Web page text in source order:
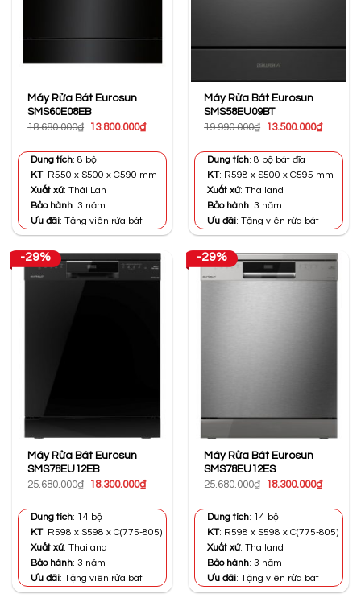
Máy Rửa Bát Eurosun
SMS60E08EB
18.680.000₫
Giá
18.680.000₫.
13.800.000₫Giá
Dung tích: 8 bộ
KT: R550 x S500 x C590 mm
Xuất xứ: Thái Lan
Bảo hành: 3 năm
Ưu đãi: Tặng viên rửa bát
Máy Rửa Bát Eurosun
SMS58EU09BT
19.990.000₫
Giá
19.990.000₫.
13.500.000₫Giá
Dung tích: 8 bộ bát đĩa
KT: R598 x S500 x C595 mm
Xuất xứ: Thailand
Bảo hành: 3 năm
Ưu đãi: Tặng viên rửa bát
-29%
Máy Rửa Bát Eurosun
SMS78EU12EB
25.680.000₫
Giá
25.680.000₫.
18.300.000₫Giá
Dung tích: 14 bộ
KT: R598 x S598 x C(775-805)
Xuất xứ: Thailand
Bảo hành: 3 năm
Ưu đãi: Tặng viên rửa bát
-29%
Máy Rửa Bát Eurosun
SMS78EU12ES
25.680.000₫
Giá
25.680.000₫.
18.300.000₫Giá
Dung tích: 14 bộ
KT: R598 x S598 x C(775-805)
Xuất xứ: Thailand
Bảo hành: 3 năm
Ưu đãi: Tặng viên rửa bát